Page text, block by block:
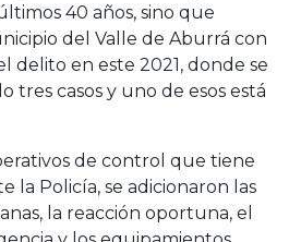
40 años, sino que
del Valle de Aburrá con
delito en este 2021, donde se
tres casos y uno de esos está
de control que tiene
la Policía, se adicionaron las
la reacción oportuna, el